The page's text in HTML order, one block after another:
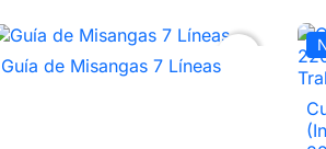
 Vista rápida
Guía de Misangas 7 Líneas